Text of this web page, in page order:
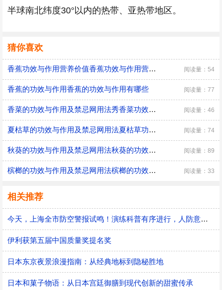
半球南北纬度30°以内的热带、亚热带地区。
猜你喜欢
香蕉功效与作用营养价值香蕉功效与作用营养价值是 阅读量：54
香蕉的功效与作用香蕉的功效与作用有哪些 阅读量：77
香菜的功效与作用及禁忌网用法秀香菜功效与作用及禁忌 阅读量：46
夏枯草的功效与作用及禁忌网用法夏枯草功效与作用及禁忌网用法秀 阅读量：74
秋葵的功效与作用及禁忌网用法秋葵的功效和作用及禁忌网用法省 阅读量：89
槟榔的功效与作用及禁忌网用法槟榔的功效与作用 阅读量：33
相关推荐
今天，上海全市防空警报试鸣！演练科普有序进行，人防意识“声入人心”
伊利获第五届中国质量奖提名奖
日本东京夜景浪漫指南：从经典地标到隐秘胜地
日本和菓子物语：从日本宫廷御膳到现代创新的甜蜜传承